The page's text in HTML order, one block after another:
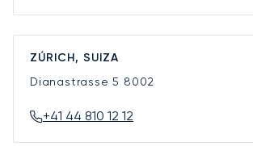
ZÚRICH, SUIZA
Dianastrasse 5 8002
+41 44 810 12 12